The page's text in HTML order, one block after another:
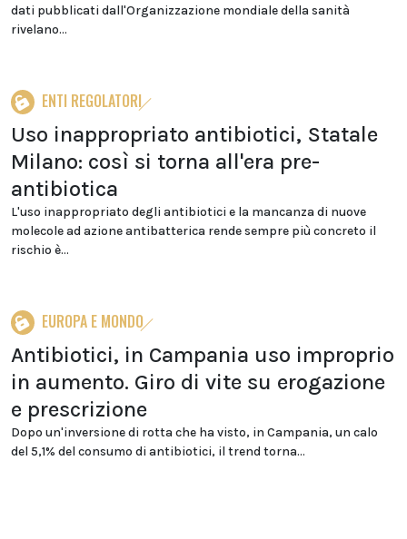
dati pubblicati dall'Organizzazione mondiale della sanità
rivelano...
ENTI REGOLATORI
Uso inappropriato antibiotici, Statale
Milano: così si torna all'era pre-
antibiotica
L'uso inappropriato degli antibiotici e la mancanza di nuove
molecole ad azione antibatterica rende sempre più concreto il
rischio è...
EUROPA E MONDO
Antibiotici, in Campania uso improprio
in aumento. Giro di vite su erogazione
e prescrizione
Dopo un'inversione di rotta che ha visto, in Campania, un calo
del 5,1% del consumo di antibiotici, il trend torna...